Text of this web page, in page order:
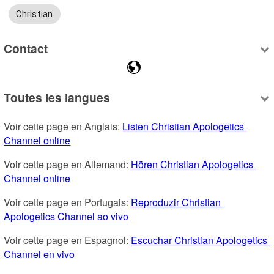
Christian
Contact
Toutes les langues
Voir cette page en Anglais: Listen Christian Apologetics
Channel online
Voir cette page en Allemand: Hören Christian Apologetics
Channel online
Voir cette page en Portugais: Reproduzir Christian
Apologetics Channel ao vivo
Voir cette page en Espagnol: Escuchar Christian Apologetics
Channel en vivo